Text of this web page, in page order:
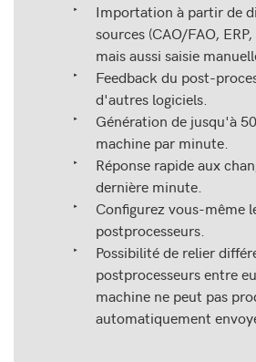
Importation à partir de
sources (CAO/FAO,
mais aussi saisie
Feedback du post-
d'autres logiciels.
Génération de jusqu'à
machine par minute.
Réponse rapide aux
dernière minute.
Configurez vous-même
postprocesseurs.
Possibilité de relier
postprocesseurs entre
machine ne peut pas
automatiquement